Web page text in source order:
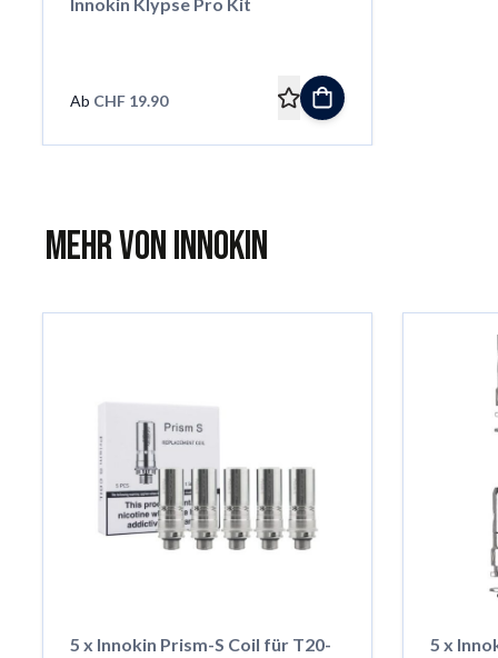
Ab CHF 19.90
Mehr von Innokin
5 x Innokin Prism-S Coil für T20-
5 x